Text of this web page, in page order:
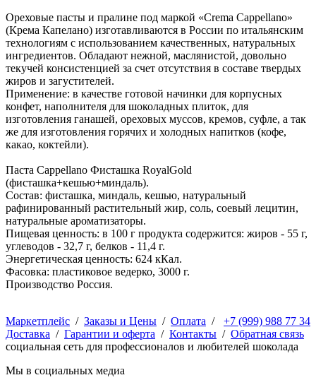
Ореховые пасты и пралине под маркой «Crema Cappellano»
(Крема Капелано) изготавливаются в России по итальянским
технологиям с использованием качественных, натуральных
ингредиентов. Обладают нежной, маслянистой, довольно
текучей консистенцией за счет отсутствия в составе твердых
жиров и загустителей.
Применение: в качестве готовой начинки для корпусных
конфет, наполнителя для шоколадных плиток, для
изготовления ганашей, ореховых муссов, кремов, суфле, а так
же для изготовления горячих и холодных напитков (кофе,
какао, коктейли).
Паста Cappellano Фисташка RoyalGold
(фисташка+кешью+миндаль).
Состав: фисташка, миндаль, кешью, натуральный
рафинированный растительный жир, соль, соевый лецитин,
натуральные ароматизаторы.
Пищевая ценность: в 100 г продукта содержится: жиров - 55 г,
углеводов - 32,7 г, белков - 11,4 г.
Энергетическая ценность: 624 кКал.
Фасовка: пластиковое ведерко, 3000 г.
Производство Россия.
+7 (999) 988 77 34
Маркетплейс / Заказы и Цены / Оплата /
Доставка / Гарантии и оферта / Контакты / Обратная связь
социальная сеть для профессионалов и любителей шоколада
Мы в социальных медиа